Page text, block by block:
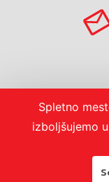
Spletno
izboljšujemo